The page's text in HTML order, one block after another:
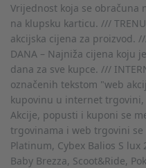
Vrijednost koja se obračuna
na klupsku karticu. ///
akcijska cijena za proizvod.
DANA – Najniža cijena koju
dana za sve kupce. ///
označenih tekstom "web
kupovinu u internet trgovini,
Akcije, popusti i kuponi se
trgovinama i web trgovini
Platinum, Cybex Balios S lux
Baby Brezza, Scoot&Ride,